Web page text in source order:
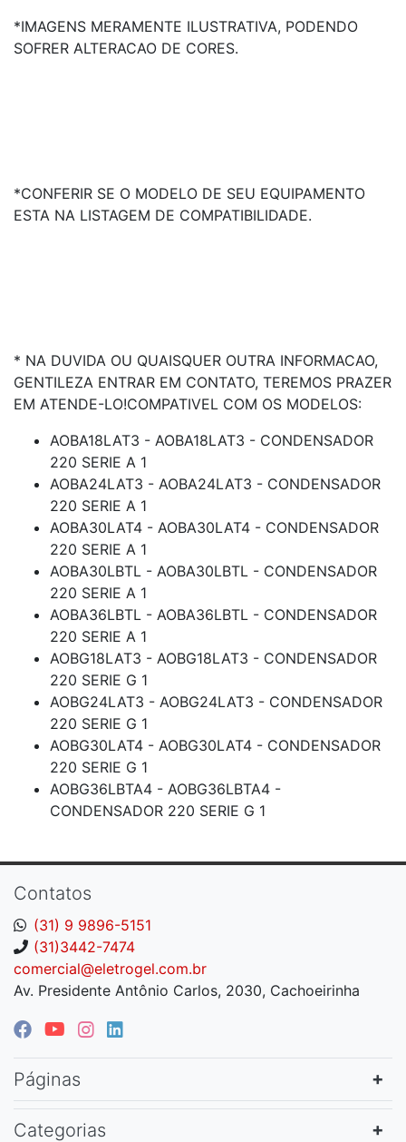
*IMAGENS MERAMENTE ILUSTRATIVA, PODENDO
SOFRER ALTERACAO DE CORES.
*CONFERIR SE O MODELO DE SEU EQUIPAMENTO
ESTA NA LISTAGEM DE COMPATIBILIDADE.
* NA DUVIDA OU QUAISQUER OUTRA INFORMACAO,
GENTILEZA ENTRAR EM CONTATO, TEREMOS PRAZER
EM ATENDE-LO!COMPATIVEL COM OS MODELOS:
AOBA18LAT3 - AOBA18LAT3 - CONDENSADOR
220 SERIE A 1
AOBA24LAT3 - AOBA24LAT3 - CONDENSADOR
220 SERIE A 1
AOBA30LAT4 - AOBA30LAT4 - CONDENSADOR
220 SERIE A 1
AOBA30LBTL - AOBA30LBTL - CONDENSADOR
220 SERIE A 1
AOBA36LBTL - AOBA36LBTL - CONDENSADOR
220 SERIE A 1
AOBG18LAT3 - AOBG18LAT3 - CONDENSADOR
220 SERIE G 1
AOBG24LAT3 - AOBG24LAT3 - CONDENSADOR
220 SERIE G 1
AOBG30LAT4 - AOBG30LAT4 - CONDENSADOR
220 SERIE G 1
AOBG36LBTA4 - AOBG36LBTA4 -
CONDENSADOR 220 SERIE G 1
Contatos
(31) 9 9896-5151
(31)3442-7474
comercial@eletrogel.com.br
Av. Presidente Antônio Carlos, 2030, Cachoeirinha
Páginas
Categorias